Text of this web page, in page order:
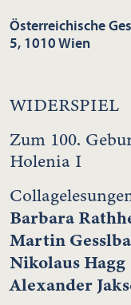
Österreichische
5, 1010 Wien
WIDERSPIEL
Zum 100.
Holenia I
Barbara
Martin
Nikolaus Hagg
Alexander